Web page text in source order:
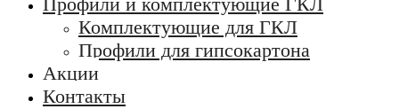
Комплектующие для ГКЛ
Профили для гипсокартона
Акции
Контакты